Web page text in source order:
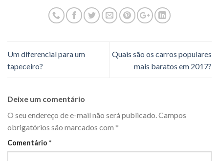
Um diferencial para um
tapeceiro?
Quais são os carros populares
mais baratos em 2017?
Deixe um comentário
O seu endereço de e-mail não será publicado.Campos
obrigatórios são marcados com *
Comentário *